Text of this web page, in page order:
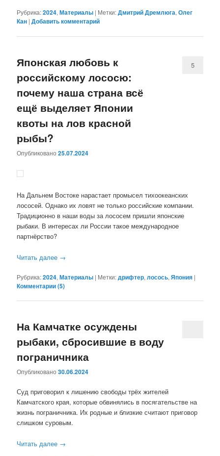
Рубрика:2024,Материалы | Метки:Дмитрий Дремлюга,Олег
Кан |Добавить комментарий
Японская любовь к
российскому лососю:
почему наша страна всё
ещё выделяет Японии
квоты на лов красной
рыбы?
Опубликовано25.07.2024
5
На Дальнем Востоке нарастает промысел тихоокеанских
лососей. Однако их ловят не только российские компании.
Традиционно в наши воды за лососем пришли японские
рыбаки. В интересах ли России такое международное
партнёрство?
Читать далее →
Рубрика:2024,Материалы | Метки:дрифтер,лосось,Япония |
Комментарии (5)
На Камчатке осуждены
рыбаки, сбросившие в воду
пограничника
Опубликовано30.06.2024
Суд приговорил к лишению свободы трёх жителей
Камчатского края, которые обвинялись в посягательстве на
жизнь пограничника. Их родные и близкие считают приговор
слишком суровым.
Читать далее →